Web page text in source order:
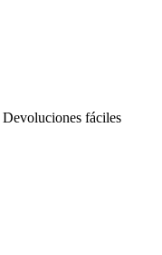
Devoluciones fáciles